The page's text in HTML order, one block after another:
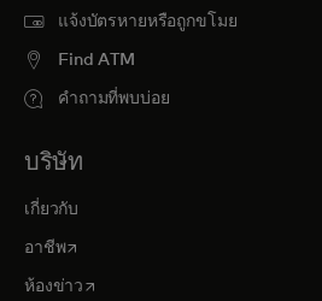
แจ้งบัตรหายหรือถูกขโมย
Find ATM
คำถามที่พบบ่อย
บริษัท
เกี่ยวกับ
อาชีพopens in a new tab
ห้องข่าว opens in a new tab